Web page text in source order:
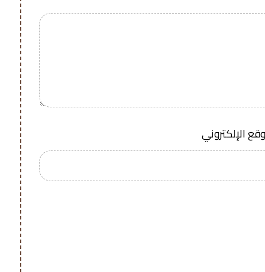
الإلكتروني